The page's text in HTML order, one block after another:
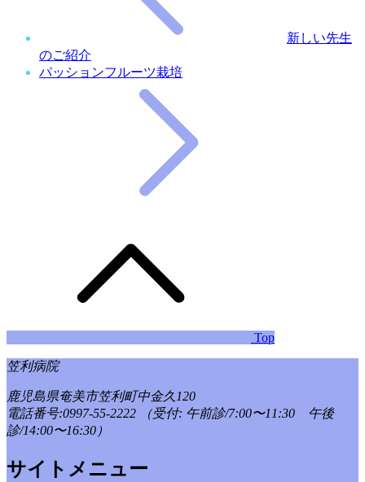
新しい先生
のご紹介
パッションフルーツ栽培
Top
笠利病院
鹿児島県奄美市笠利町中金久120
電話番号:0997-55-2222
（受付: 午前診/7:00〜11:30 午後
診/14:00〜16:30）
サイトメニュー